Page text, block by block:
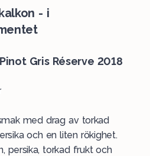
- i
Gris Réserve 2018
med drag av torkad
och en liten rökighet.
persika, torkad frukt och